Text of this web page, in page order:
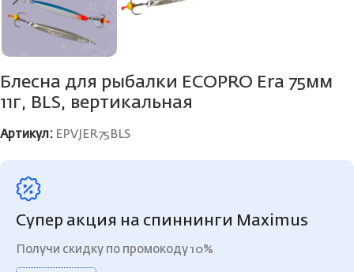
Блесна для рыбалки ECOPRO Era 75мм
11г, BLS, вертикальная
Артикул: EPVJER75BLS
Супер акция на спиннинги Maximus
Получи скидку по промокоду 10%